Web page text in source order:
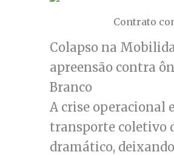
Contrato
Colapso na
apreensão contra
Branco
A crise operacional
transporte coletivo
dramático,